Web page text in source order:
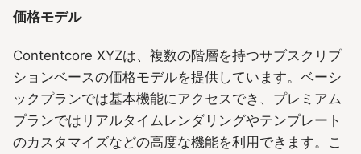
価格モデル
Contentcore XYZは、複数の階層を持つサブスクリプ
ションベースの価格モデルを提供しています。ベーシ
ックプランでは基本機能にアクセスでき、プレミアム
プランではリアルタイムレンダリングやテンプレート
のカスタマイズなどの高度な機能を利用できます。こ